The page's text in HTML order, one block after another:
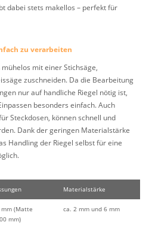
dabei stets makellos – perfekt für
zu verarbeiten
mit einer Stichsäge,
zuschneiden. Da die Bearbeitung
nur auf handliche Riegel nötig ist,
besonders einfach. Auch
Steckdosen, können schnell und
Dank der geringen Materialstärke
Handling der Riegel selbst für eine
Materialstärke
mm (Matte
mm)
ca. 2 mm und 6 mm